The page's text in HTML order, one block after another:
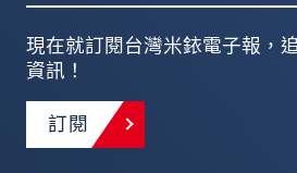
現在就訂閱台灣米銥電子報，
資訊！
訂閱